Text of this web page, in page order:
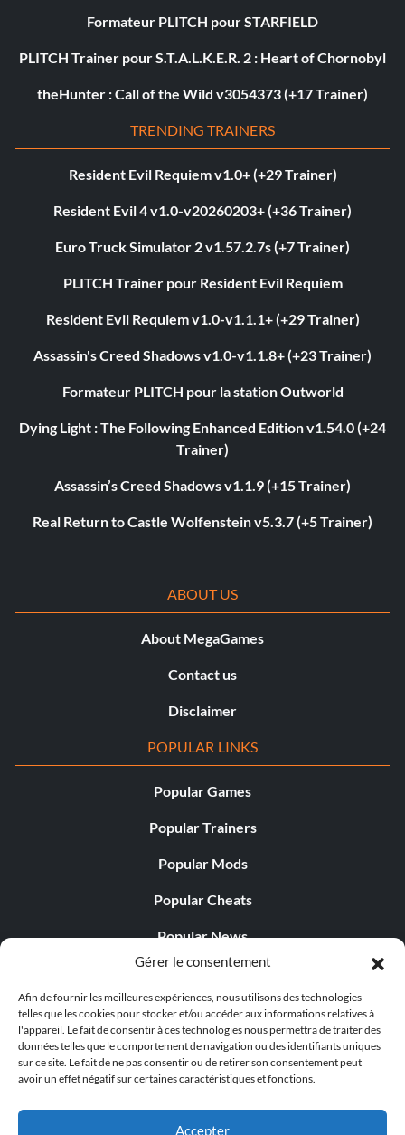
Gérer le consentement
Afin de fournir les meilleures expériences, nous utilisons des technologies
telles que les cookies pour stocker et/ou accéder aux informations relatives à
l'appareil. Le fait de consentir à ces technologies nous permettra de traiter des
données telles que le comportement de navigation ou des identifiants uniques
sur ce site. Le fait de ne pas consentir ou de retirer son consentement peut
avoir un effet négatif sur certaines caractéristiques et fonctions.
Accepter
Formateur PLITCH pour STARFIELD
PLITCH Trainer pour S.T.A.L.K.E.R. 2 : Heart of Chornobyl
theHunter : Call of the Wild v3054373 (+17 Trainer)
TRENDING TRAINERS
Resident Evil Requiem v1.0+ (+29 Trainer)
Resident Evil 4 v1.0-v20260203+ (+36 Trainer)
Euro Truck Simulator 2 v1.57.2.7s (+7 Trainer)
PLITCH Trainer pour Resident Evil Requiem
Resident Evil Requiem v1.0-v1.1.1+ (+29 Trainer)
Assassin's Creed Shadows v1.0-v1.1.8+ (+23 Trainer)
Formateur PLITCH pour la station Outworld
Dying Light : The Following Enhanced Edition v1.54.0 (+24
Trainer)
Assassin’s Creed Shadows v1.1.9 (+15 Trainer)
Real Return to Castle Wolfenstein v5.3.7 (+5 Trainer)
ABOUT US
About MegaGames
Contact us
Disclaimer
POPULAR LINKS
Popular Games
Popular Trainers
Popular Mods
Popular Cheats
Popular News
Popular Editorials
Popular Free Games
LATEST UPDATES